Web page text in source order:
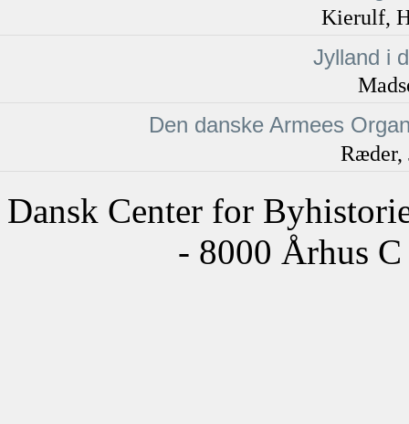
Kierulf,
Jylland i
Den danske Armees
Ræder,
Dansk Center for
- 8000 Århus